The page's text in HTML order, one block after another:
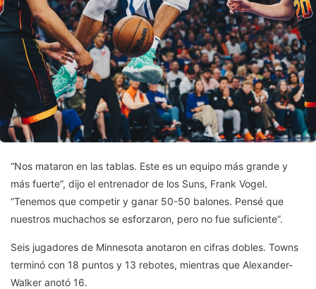
“Nos mataron en las tablas. Este es un equipo más grande y
más fuerte”, dijo el entrenador de los Suns, Frank Vogel.
“Tenemos que competir y ganar 50-50 balones. Pensé que
nuestros muchachos se esforzaron, pero no fue suficiente”.
Seis jugadores de Minnesota anotaron en cifras dobles. Towns
terminó con 18 puntos y 13 rebotes, mientras que Alexander-
Walker anotó 16.